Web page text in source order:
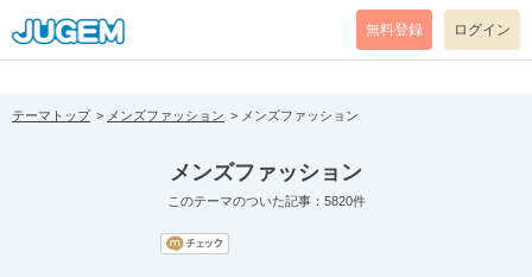
[pear_error: message="Success" code=0 mode=return level=notice
prefix="" info=""]
無料登録 ログイン
テーマトップ メンズファッション メンズファッション
メンズファッション
このテーマのついた記事：5820件